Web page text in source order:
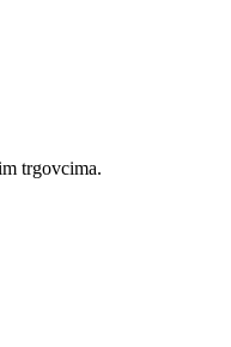
trgovcima.